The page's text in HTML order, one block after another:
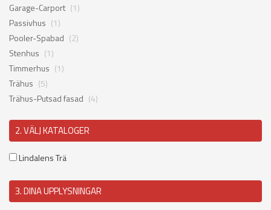
Garage-Carport (1)
Passivhus (1)
Pooler-Spabad (2)
Stenhus (1)
Timmerhus (1)
Trähus (5)
Trähus-Putsad fasad (4)
2. VÄLJ KATALOGER
Lindalens Trä
3. DINA UPPLYSNINGAR